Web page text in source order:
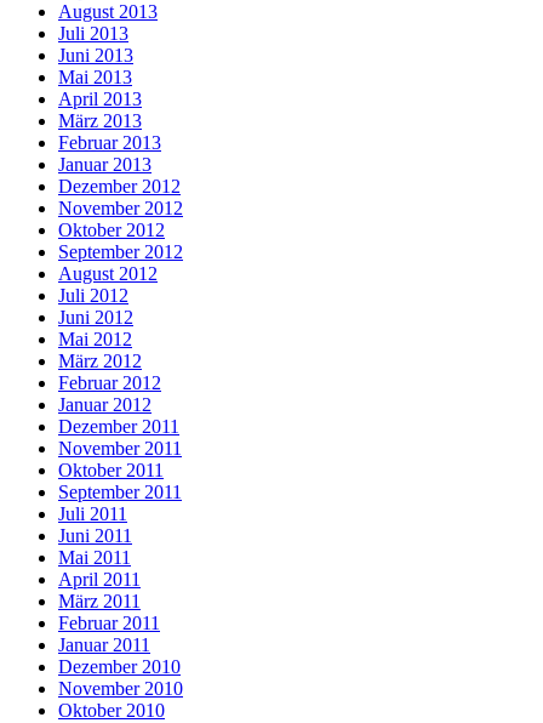
August 2013
Juli 2013
Juni 2013
Mai 2013
April 2013
März 2013
Februar 2013
Januar 2013
Dezember 2012
November 2012
Oktober 2012
September 2012
August 2012
Juli 2012
Juni 2012
Mai 2012
März 2012
Februar 2012
Januar 2012
Dezember 2011
November 2011
Oktober 2011
September 2011
Juli 2011
Juni 2011
Mai 2011
April 2011
März 2011
Februar 2011
Januar 2011
Dezember 2010
November 2010
Oktober 2010